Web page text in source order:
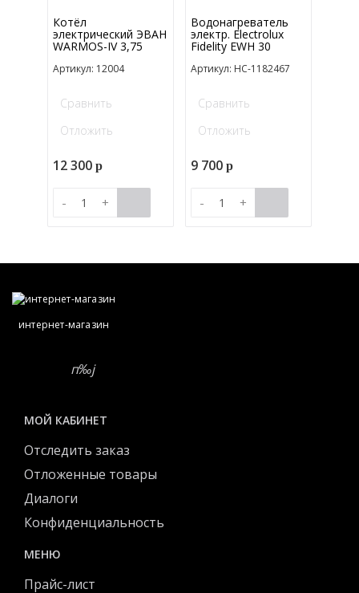
Котёл
электрический ЭВАН
WARMOS-IV 3,75
Артикул: 12004
Сравнить
Отложить
12 300p
- +
Водонагреватель
электр. Electrolux
Fidelity EWH 30
Артикул: НС-1182467
Сравнить
Отложить
9 700p
- +
интернет-магазин
МОЙ КАБИНЕТ
Отследить заказ
Отложенные товары
Диалоги
Конфиденциальность
МЕНЮ
Прайс-лист